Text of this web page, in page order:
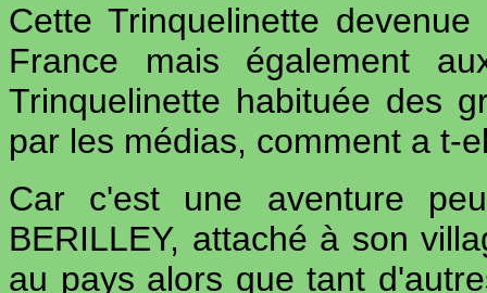
Cette Trinquelinette
France mais également
Trinquelinette habituée des
par les médias, comment a t-
Car c'est une aventure
BERILLEY, attaché à son
au pays alors que tant